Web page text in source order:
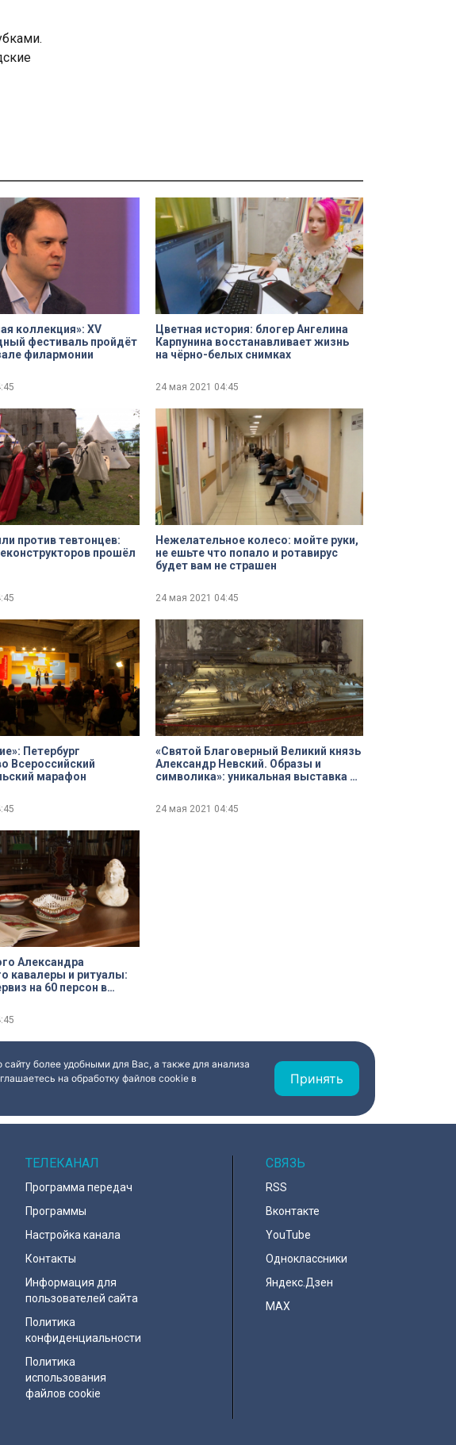
коллекция»: XV
фестиваль пройдёт
филармонии
Цветная история: блогер Ангелина
Карпунина восстанавливает жизнь
на чёрно-белых снимках
24 мая 2021 04:45
против тевтонцев:
прошёл
Нежелательное колесо: мойте руки,
не ешьте что попало и ротавирус
будет вам не страшен
24 мая 2021 04:45
Петербург
Всероссийский
марафон
«Святой Благоверный Великий князь
Александр Невский. Образы и
символика»: уникальная выставка в
24 мая 2021 04:45
Александра
кавалеры и ритуалы:
на 60 персон в
более удобными для Вас, а также для анализа
на обработку файлов cookie в
Принять
ТЕЛЕКАНАЛ
Программа передач
Программы
Настройка канала
Контакты
Информация для
пользователей сайта
Политика
конфиденциальности
Политика
использования
файлов cookie
СВЯЗЬ
RSS
Вконтакте
YouTube
Одноклассники
Яндекс.Дзен
MAX